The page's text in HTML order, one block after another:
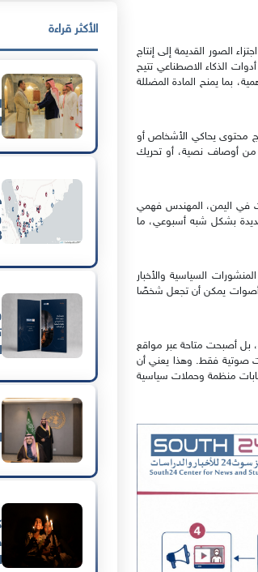
الصور القديمة إلى إنتاج
الذكاء الاصطناعي تتيح
بما يمنح المادة المضللة
محتوى يحاكي الأشخاص أو
من أوصاف نصية، أو تحريك
في اليمن، المهندس فهمي
جديدة بشكل شبه أسبوعي، ما
السياسية والأخبار
أصوات يمكن أن تجعل شخصًا
بل أصبحت متاحة عبر مواقع
صوتية فقط. وهذا يعني أن
منظمة وحملات سياسية
الأكثر قراءة